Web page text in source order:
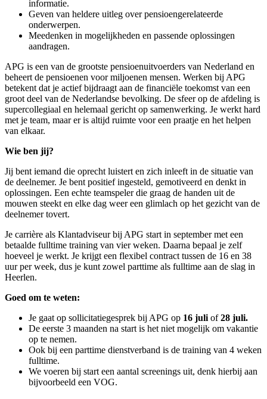
informatie.
Geven van heldere uitleg over pensioengerelateerde
onderwerpen.
Meedenken in mogelijkheden en passende oplossingen
aandragen.
APG is een van de grootste pensioenuitvoerders van Nederland en
beheert de pensioenen voor miljoenen mensen. Werken bij APG
betekent dat je actief bijdraagt aan de financiële toekomst van een
groot deel van de Nederlandse bevolking. De sfeer op de afdeling is
supercollegiaal en helemaal gericht op samenwerking. Je werkt hard
met je team, maar er is altijd ruimte voor een praatje en het helpen
van elkaar.
Wie ben jij?
Jij bent iemand die oprecht luistert en zich inleeft in de situatie van
de deelnemer. Je bent positief ingesteld, gemotiveerd en denkt in
oplossingen. Een echte teamspeler die graag de handen uit de
mouwen steekt en elke dag weer een glimlach op het gezicht van de
deelnemer tovert.
Je carrière als Klantadviseur bij APG start in september met een
betaalde fulltime training van vier weken. Daarna bepaal je zelf
hoeveel je werkt. Je krijgt een flexibel contract tussen de 16 en 38
uur per week, dus je kunt zowel parttime als fulltime aan de slag in
Heerlen.
Goed om te weten:
Je gaat op sollicitatiegesprek bij APG op 16 juli of28 juli.
De eerste 3 maanden na start is het niet mogelijk om vakantie
op te nemen.
Ook bij een parttime dienstverband is de training van 4 weken
fulltime.
We voeren bij start een aantal screenings uit, denk hierbij aan
bijvoorbeeld een VOG.